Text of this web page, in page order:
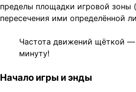
пределы площадки игровой зоны
пересечения ими определённой
Частота движений щёткой —
минуту!
Начало игры и энды